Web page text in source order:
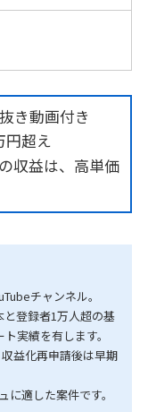
き動画付き
円超え
収益は、高単価
チャンネル。
登録者1万人超の基
実績を有します。
益化再申請後は早期
適した案件です。